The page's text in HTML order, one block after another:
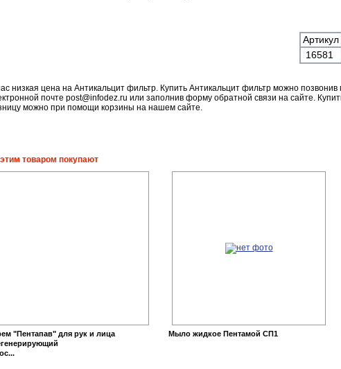
Артикул
16581
низкая цена на Антикальцит фильтр. Купить Антикальцит фильтр можно
почте post@infodez.ru или заполнив форму обратной связи на сайте.
можно при помощи корзины на нашем сайте.
товаром покупают
"Пентапав" для рук и лица
Мыло жидкое Пентамой СП1